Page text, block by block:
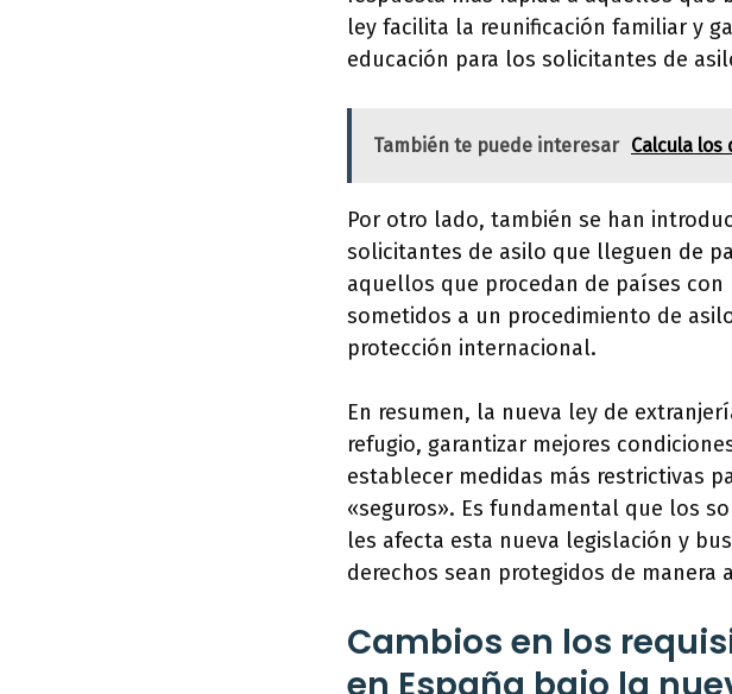
ley facilita la reunificación familiar y
educación para los solicitantes de
También te puede interesar Calcula
Por otro lado, también se han
solicitantes de asilo que lleguen de
aquellos que procedan de países
sometidos a un procedimiento de
protección internacional.
En resumen, la nueva ley de
refugio, garantizar mejores
establecer medidas más restrictivas
«seguros». Es fundamental que los
les afecta esta nueva legislación y
derechos sean protegidos de manera
Cambios en los